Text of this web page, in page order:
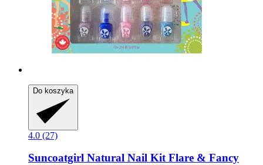
Do koszyka
4.0 (27)
Suncoatgirl Natural Nail Kit Flare & Fancy